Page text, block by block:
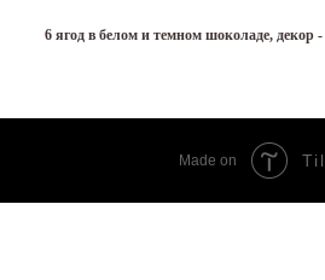
6 ягод в белом и темном шоколаде, декор
Made on